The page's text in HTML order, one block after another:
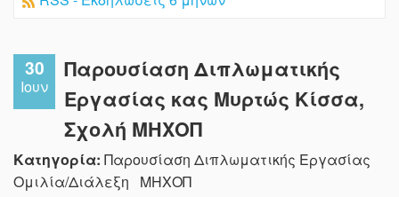
30
Ιουν
Παρουσίαση Διπλωματικής
Εργασίας κας Μυρτώς Κίσσα,
Σχολή ΜΗΧΟΠ
Κατηγορία: Παρουσίαση Διπλωματικής Εργασίας
Ομιλία/Διάλεξη ΜΗΧΟΠ